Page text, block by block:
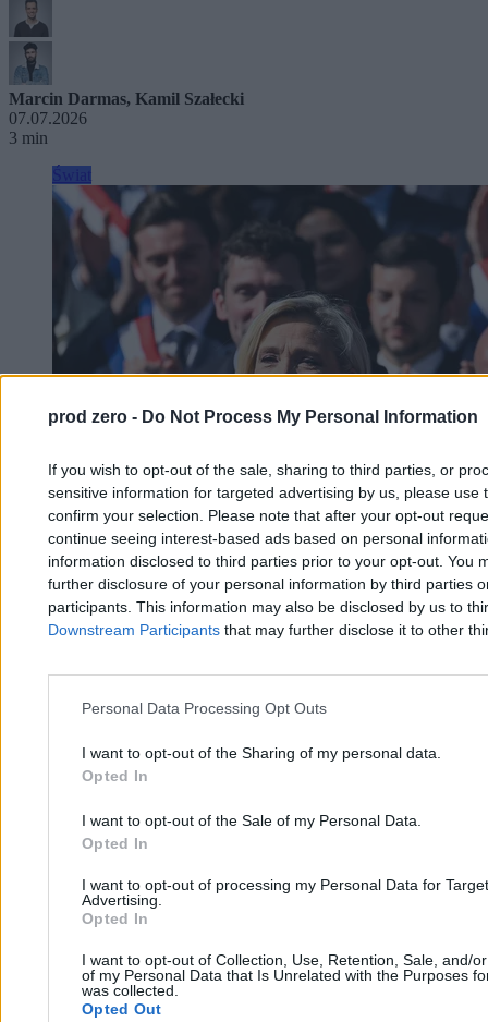
prod zero - Do Not Process My Personal Information
If you wish to opt-out of the sale, sharing to third parties, or
sensitive information for targeted advertising by us, please use
confirm your selection. Please note that after your opt-out
continue seeing interest-based ads based on personal
information disclosed to third parties prior to your opt-out. You
further disclosure of your personal information by third parties
participants. This information may also be disclosed by us to
Downstream Participants that may further disclose it to other
Personal Data Processing Opt Outs
I want to opt-out of the Sharing of my personal data.
Opted In
I want to opt-out of the Sale of my Personal Data.
Opted In
I want to opt-out of processing my Personal Data for
Advertising.
Opted In
I want to opt-out of Collection, Use, Retention, Sale, and/
of my Personal Data that Is Unrelated with the Purposes
was collected.
Opted Out
Marcin Darmas, Kamil Szałecki
07.07.2026
3 min
wystartuję w wyborach
Marcin Darmas